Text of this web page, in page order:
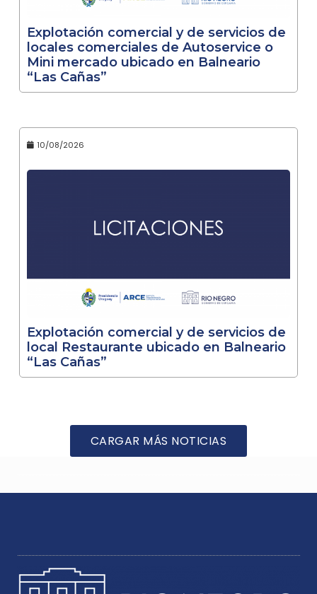
Explotación comercial y de servicios de
locales comerciales de Autoservice o
Mini mercado ubicado en Balneario
“Las Cañas”
10/08/2026
Explotación comercial y de servicios de
local Restaurante ubicado en Balneario
“Las Cañas”
CARGAR MÁS NOTICIAS